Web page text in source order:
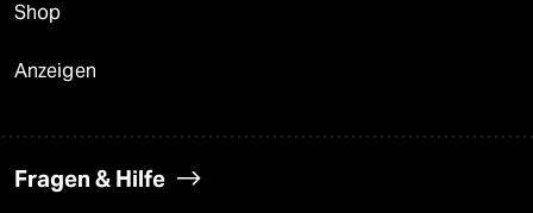
Shop
Anzeigen
Fragen & Hilfe